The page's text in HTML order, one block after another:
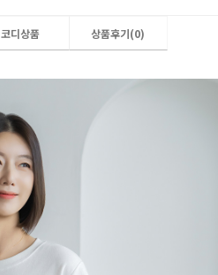
코디상품 상품후기(0)